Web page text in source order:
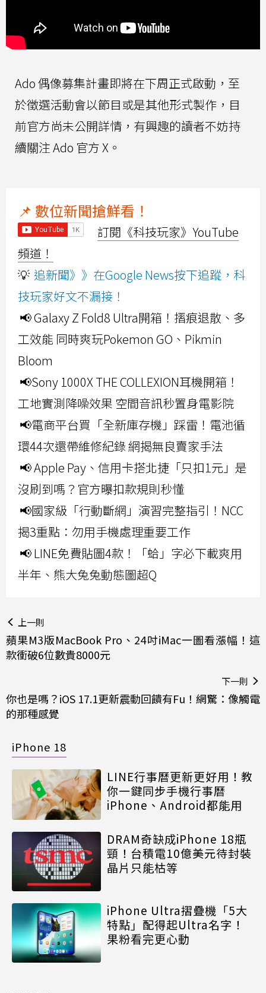
Ado 偶像募集計畫即將在下周正式啟動，至
於徵選活動會以節目或是其他形式製作，目
前官方尚未公開詳情，有興趣的讀者不妨持
續關注 Ado 官方 X。
📌 數位新聞搶鮮看！
訂閱《科技玩家》YouTube
頻道！
💡 追新聞》》在Google News按下追蹤，科
技玩家好文不漏接！
📢 Galaxy Z Fold8 Ultra開箱！摺痕退散、多
工效能 同時爽玩Pokemon GO、Pikmin
Bloom
📢Sony 1000X THE COLLEXION耳機開箱！
工地實測降噪效果 空間音訊秒置身電影院
📢電商平台買「全新庫存機」踩雷！電池循
環44次還帶維修紀錄 網揭無良賣家手法
📢 Apple Pay、信用卡搭北捷「只扣1元」是
沒刷到嗎？官方曝扣款規則秒懂
📢國家級「行動斷網」演習完整指引！NCC
揭3重點：勿用手機處理重要工作
📢 LINE免費貼圖4款！「蛤」字必下載爽用
半年、熊大兔兔動態圖超Q
上一則
蘋果M3版MacBook Pro、24吋iMac一圖看漲幅！這
款衝破6位數貴8000元
下一則
你也是嗎？iOS 17.1更新震動回饋有Fu！網驚：像觸電
的那種感覺
iPhone 18
LINE行事曆更新更好用！教
你一鍵同步手機行事曆
iPhone、Android都能用
DRAM奇缺成iPhone 18瓶
頸！台積電10億美元待封裝
晶片只能枯等
iPhone Ultra摺疊機「5大
特點」配得起Ultra名字！
果粉看完更心動